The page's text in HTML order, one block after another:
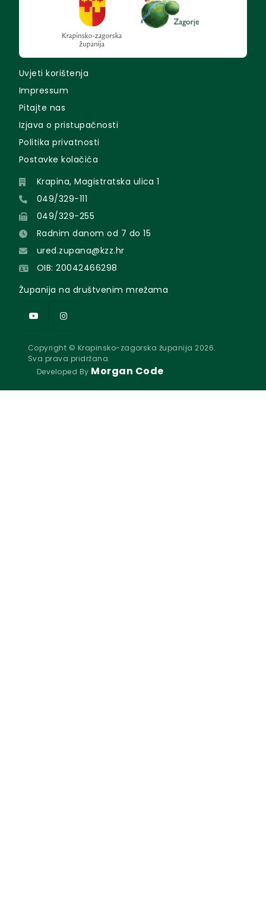
Uvjeti korištenja
Impressum
Pitajte nas
Izjava o pristupačnosti
Politika privatnosti
Postavke kolačića
Krapina, Magistratska ulica 1
049/329-111
049/329-255
Radnim danom od 7 do 15
ured.zupana@kzz.hr
OIB: 20042466298
Županija na društvenim mrežama
Copyright © Krapinsko-zagorska županija 2026.
Sva prava pridržana.
Developed By Morgan Code